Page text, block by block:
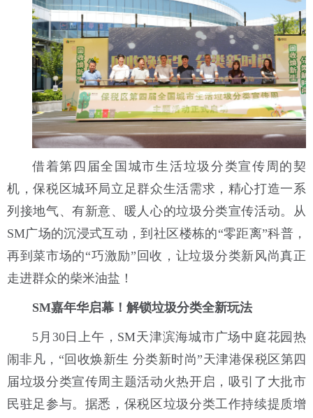
借着第四届全国城市生活垃圾分类宣传周的契
机，保税区城环局立足群众生活需求，精心打造一系
列接地气、有新意、暖人心的垃圾分类宣传活动。从
SM广场的沉浸式互动，到社区楼栋的“零距离”科普，
再到菜市场的“巧激励”回收，让垃圾分类新风尚真正
走进群众的柴米油盐！
SM嘉年华启幕！解锁垃圾分类全新玩法
5月30日上午，SM天津滨海城市广场中庭花园热
闹非凡，“回收焕新生 分类新时尚”天津港保税区第四
届垃圾分类宣传周主题活动火热开启，吸引了大批市
民驻足参与。据悉，保税区垃圾分类工作持续提质增